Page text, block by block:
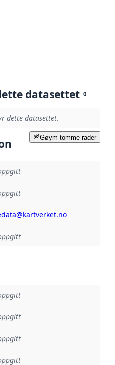
datasettet 0
dette datasettet.
Gøym tomme rader